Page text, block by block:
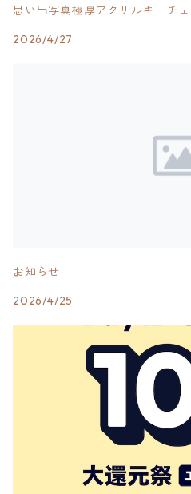
思い出写真極厚アクリルキーチ
2026/4/27
お知らせ
2026/4/25